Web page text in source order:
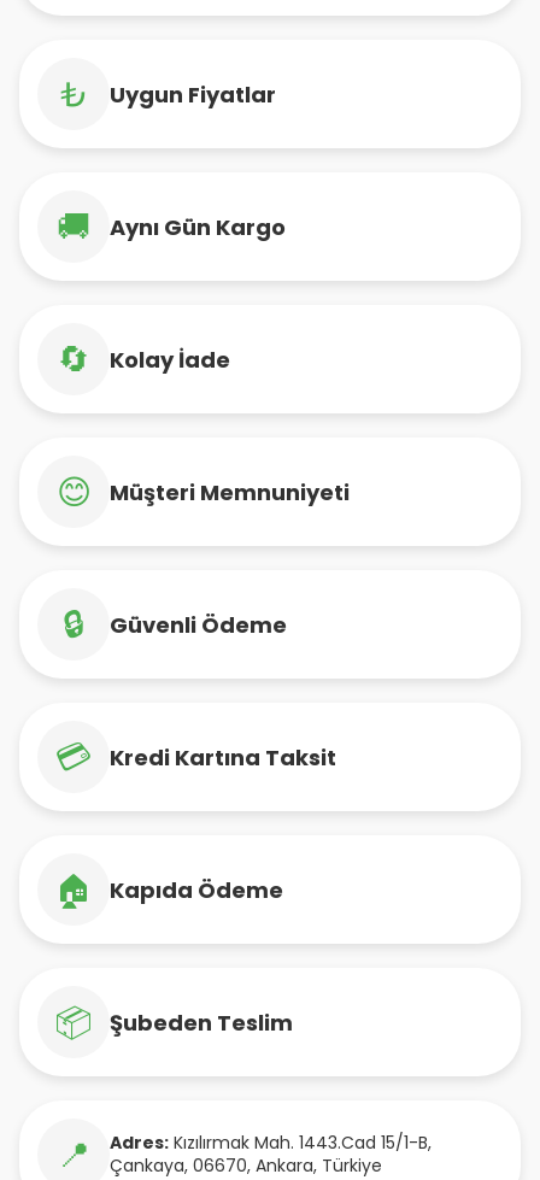
₺ Uygun Fiyatlar
🚚 Aynı Gün Kargo
🔄 Kolay İade
😊 Müşteri Memnuniyeti
🔒 Güvenli Ödeme
💳 Kredi Kartına Taksit
🏠 Kapıda Ödeme
📦 Şubeden Teslim
📍 Adres: Kızılırmak Mah. 1443.Cad 15/1-B,
Çankaya, 06670, Ankara, Türkiye